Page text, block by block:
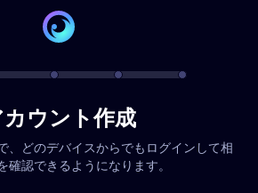
カウント作成
、どのデバイスからでもログインして相
確認できるようになります。